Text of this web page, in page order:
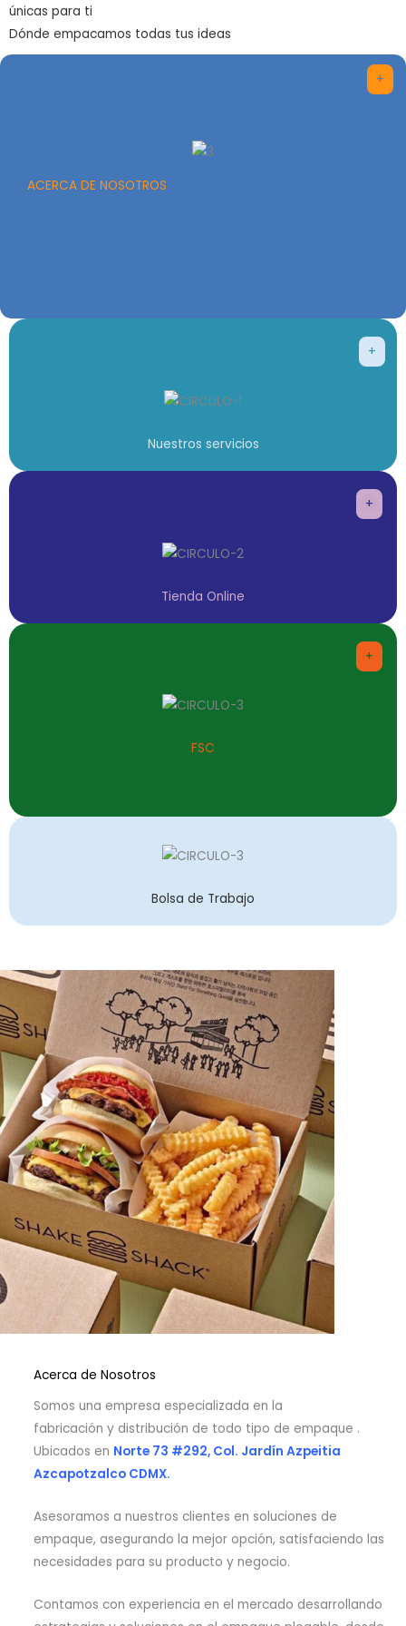
únicas para ti
Dónde empacamos todas tus ideas
+
ACERCA DE NOSOTROS
+
Nuestros servicios
+
Tienda Online
+
FSC
Bolsa de Trabajo
Acerca de Nosotros
Somos una empresa especializada en la
fabricación y distribución de todo tipo de empaque .
Ubicados en Norte 73 #292, Col. Jardín Azpeitia
Azcapotzalco CDMX.
Asesoramos a nuestros clientes en soluciones de
empaque, asegurando la mejor opción, satisfaciendo las
necesidades para su producto y negocio.
Contamos con experiencia en el mercado desarrollando